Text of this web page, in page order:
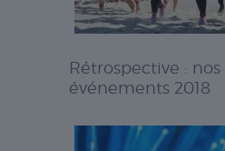
Rétrospective :
événements 2018